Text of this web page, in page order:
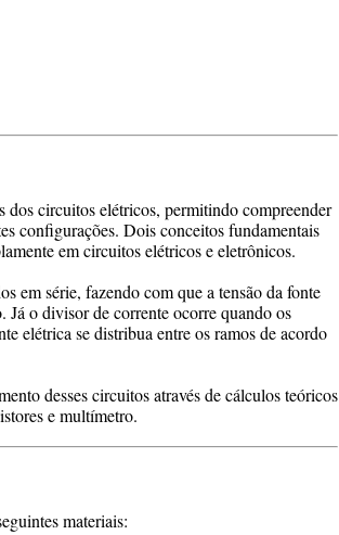
dos circuitos elétricos, permitindo compreender
configurações. Dois conceitos fundamentais
em circuitos elétricos e eletrônicos.
em série, fazendo com que a tensão da fonte
o divisor de corrente ocorre quando os
elétrica se distribua entre os ramos de acordo
desses circuitos através de cálculos teóricos
e multímetro.
materiais: